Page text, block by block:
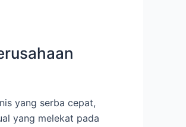
yang serba cepat,
yang melekat pada